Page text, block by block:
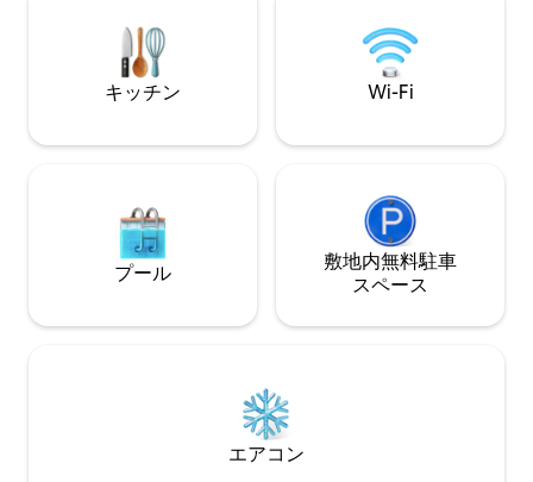
車が必要です。 ウェルカムマニュアルや
各種パンフレットが用意されています。
外用ダイニングエ
ルが備わっています。 ブギーボ
ーチチェア、タオ
キッチン Wi-Fi
プール
敷地内無料駐⁠車
ス⁠ペ⁠ー⁠ス
エアコン